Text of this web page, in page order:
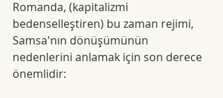
Romanda, (kapitalizmi
bedenselleştiren) bu zaman rejimi,
Samsa'nın dönüşümünün
nedenlerini anlamak için son derece
önemlidir: